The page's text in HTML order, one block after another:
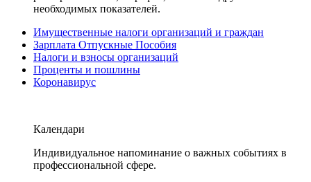
необходимых показателей.
Имущественные налоги организаций и граждан
Зарплата Отпускные Пособия
Налоги и взносы организаций
Проценты и пошлины
Коронавирус
Календари
Индивидуальное напоминание о важных событиях в
профессиональной сфере.